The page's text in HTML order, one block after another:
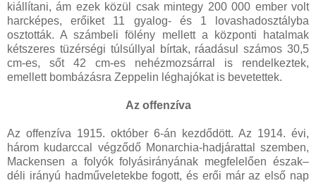
kiállítani, ám ezek közül csak mintegy 200 000 ember volt
harcképes, erőiket 11 gyalog- és 1 lovashadosztályba
osztották. A számbeli fölény mellett a központi hatalmak
kétszeres tüzérségi túlsúllyal bírtak, ráadásul számos 30,5
cm-es, sőt 42 cm-es nehézmozsárral is rendelkeztek,
emellett bombázásra Zeppelin léghajókat is bevetettek.
Az offenzíva
Az offenzíva 1915. október 6-án kezdődött. Az 1914. évi,
három kudarccal végződő Monarchia-hadjárattal szemben,
Mackensen a folyók folyásirányának megfelelően észak–
déli irányú hadműveletekbe fogott, és erői már az első nap